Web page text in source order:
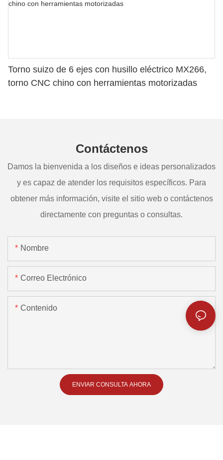
Torno suizo de 6 ejes con husillo eléctrico MX266,
torno CNC chino con herramientas motorizadas
Contáctenos
Damos la bienvenida a los diseños e ideas personalizados
y es capaz de atender los requisitos específicos. Para
obtener más información, visite el sitio web o contáctenos
directamente con preguntas o consultas.
Nombre
Correo Electrónico
Contenido
ENVIAR CONSULTA AHORA